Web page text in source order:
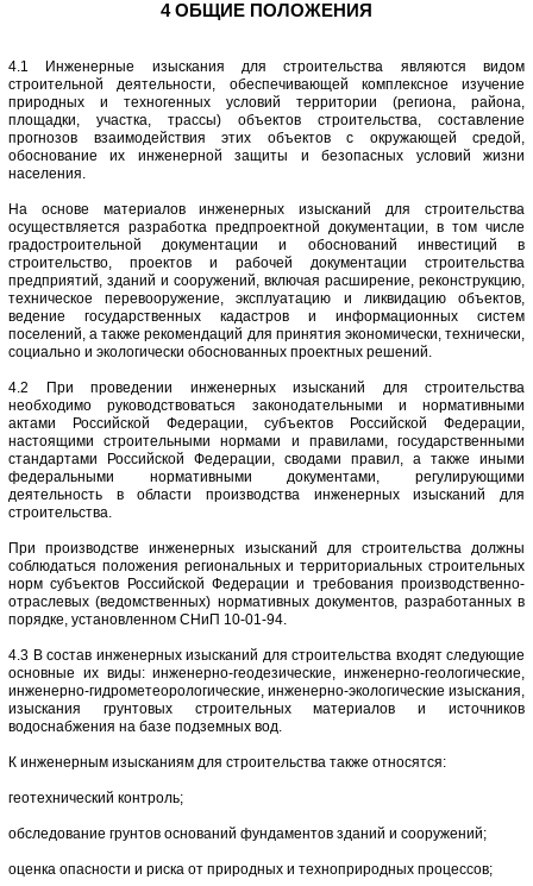
4 ОБЩИЕ ПОЛОЖЕНИЯ
4.1 Инженерные изыскания для строительства являются видом
строительной деятельности, обеспечивающей комплексное изучение
природных и техногенных условий территории (региона, района,
площадки, участка, трассы) объектов строительства, составление
прогнозов взаимодействия этих объектов с окружающей средой,
обоснование их инженерной защиты и безопасных условий жизни
населения.
На основе материалов инженерных изысканий для строительства
осуществляется разработка предпроектной документации, в том числе
градостроительной документации и обоснований инвестиций в
строительство, проектов и рабочей документации строительства
предприятий, зданий и сооружений, включая расширение, реконструкцию,
техническое перевооружение, эксплуатацию и ликвидацию объектов,
ведение государственных кадастров и информационных систем
поселений, а также рекомендаций для принятия экономически, технически,
социально и экологически обоснованных проектных решений.
4.2 При проведении инженерных изысканий для строительства
необходимо руководствоваться законодательными и нормативными
актами Российской Федерации, субъектов Российской Федерации,
настоящими строительными нормами и правилами, государственными
стандартами Российской Федерации, сводами правил, а также иными
федеральными нормативными документами, регулирующими
деятельность в области производства инженерных изысканий для
строительства.
При производстве инженерных изысканий для строительства должны
соблюдаться положения региональных и территориальных строительных
норм субъектов Российской Федерации и требования производственно-
отраслевых (ведомственных) нормативных документов, разработанных в
порядке, установленном СНиП 10-01-94.
4.3 В состав инженерных изысканий для строительства входят следующие
основные их виды: инженерно-геодезические, инженерно-геологические,
инженерно-гидрометеорологические, инженерно-экологические изыскания,
изыскания грунтовых строительных материалов и источников
водоснабжения на базе подземных вод.
К инженерным изысканиям для строительства также относятся:
геотехнический контроль;
обследование грунтов оснований фундаментов зданий и сооружений;
оценка опасности и риска от природных и техноприродных процессов;